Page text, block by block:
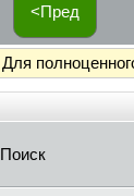
<Пред
Для
Поиск